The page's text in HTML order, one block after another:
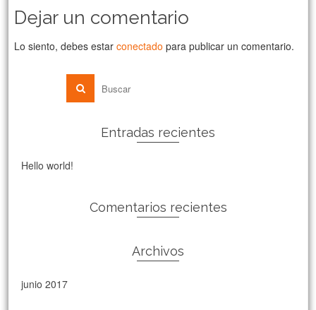
Dejar un comentario
Lo siento, debes estar conectado para publicar un comentario.
Entradas recientes
Hello world!
Comentarios recientes
Archivos
junio 2017